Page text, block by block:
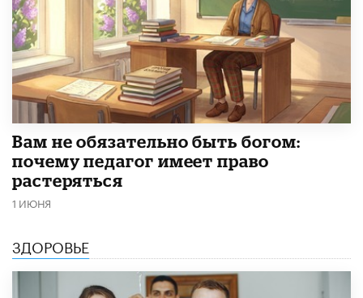
​Вам не обязательно быть богом:
почему педагог имеет право
растеряться
1 ИЮНЯ
ЗДОРОВЬЕ